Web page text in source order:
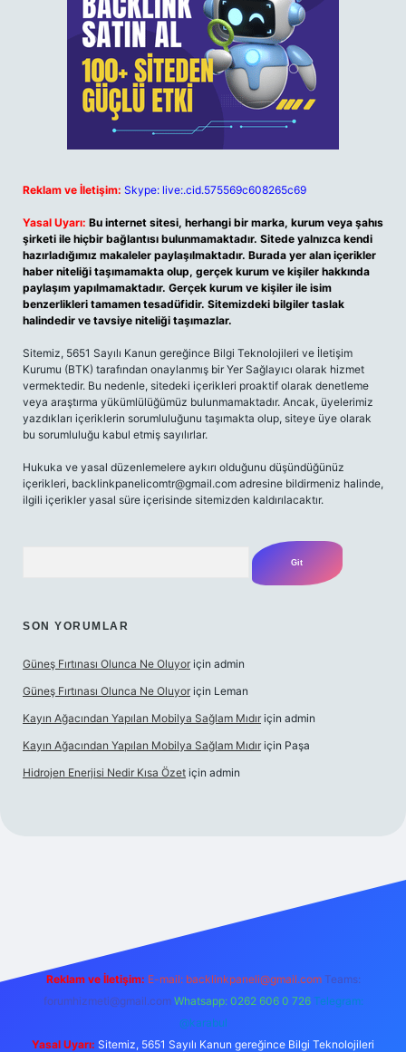
Reklam ve İletişim: Skype: live:.cid.575569c608265c69
Yasal Uyarı: Bu internet sitesi, herhangi bir marka, kurum veya şahıs
şirketi ile hiçbir bağlantısı bulunmamaktadır. Sitede yalnızca kendi
hazırladığımız makaleler paylaşılmaktadır. Burada yer alan içerikler
haber niteliği taşımamakta olup, gerçek kurum ve kişiler hakkında
paylaşım yapılmamaktadır. Gerçek kurum ve kişiler ile isim
benzerlikleri tamamen tesadüfidir. Sitemizdeki bilgiler taslak
halindedir ve tavsiye niteliği taşımazlar.
Sitemiz, 5651 Sayılı Kanun gereğince Bilgi Teknolojileri ve İletişim
Kurumu (BTK) tarafından onaylanmış bir Yer Sağlayıcı olarak hizmet
vermektedir. Bu nedenle, sitedeki içerikleri proaktif olarak denetleme
veya araştırma yükümlülüğümüz bulunmamaktadır. Ancak, üyelerimiz
yazdıkları içeriklerin sorumluluğunu taşımakta olup, siteye üye olarak
bu sorumluluğu kabul etmiş sayılırlar.
Hukuka ve yasal düzenlemelere aykırı olduğunu düşündüğünüz
içerikleri, backlinkpanelicomtr@gmail.com adresine bildirmeniz halinde,
ilgili içerikler yasal süre içerisinde sitemizden kaldırılacaktır.
SON YORUMLAR
Güneş Fırtınası Olunca Ne Oluyor için admin
Güneş Fırtınası Olunca Ne Oluyor için Leman
Kayın Ağacından Yapılan Mobilya Sağlam Mıdır için admin
Kayın Ağacından Yapılan Mobilya Sağlam Mıdır için Paşa
Hidrojen Enerjisi Nedir Kısa Özet için admin
https://
Reklam ve İletişim: E-mail: backlinkpaneli@gmail.com Teams:
forumhizmeti@gmail.com Whatsapp: 0262 606 0 726 Telegram:
@karabul
Yasal Uyarı: Sitemiz, 5651 Sayılı Kanun gereğince Bilgi Teknolojileri